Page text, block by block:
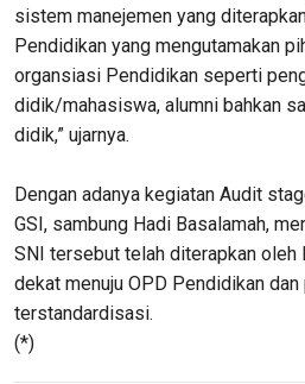
sistem manejemen yang
Pendidikan yang mengutamakan
organsiasi Pendidikan seperti
didik/mahasiswa, alumni bahkan
didik,” ujarnya.
Dengan adanya kegiatan Audit
GSI, sambung Hadi Basalamah,
SNI tersebut telah diterapkan oleh
dekat menuju OPD Pendidikan dan
terstandardisasi.
(*)